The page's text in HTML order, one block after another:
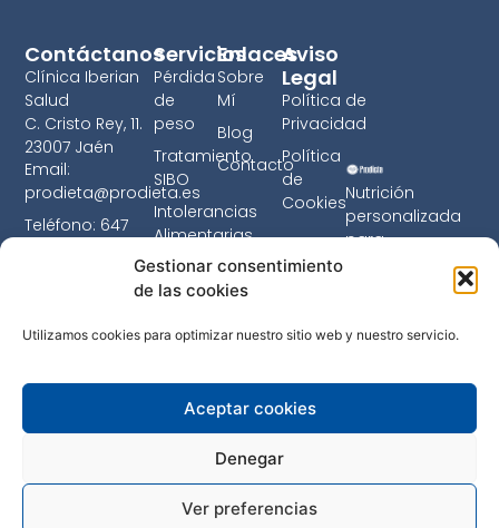
Gestionar consentimiento
de las cookies
Utilizamos cookies para optimizar nuestro sitio web y nuestro servicio.
Aceptar cookies
Denegar
Ver preferencias
Nutrición
personalizada
para
transformar tu
vida. Consulta
cualquier lugar.
Servicios
Pérdida
de
peso
Tratamiento
SIBO
Intolerancias
Alimentarias
Nutrición
Familiar
Online
Asesorías
para
Enlaces
Sobre
Mí
Blog
Contacto
Aviso
Legal
Política de
Privacidad
Política
de
Cookies
Contáctanos
Clínica Iberian
Salud
C. Cristo Rey, 11.
23007 Jaén
Email:
prodieta@prodieta.es
Teléfono: 647
Horario: Lun-Jue
16:00-20:00 | Vie